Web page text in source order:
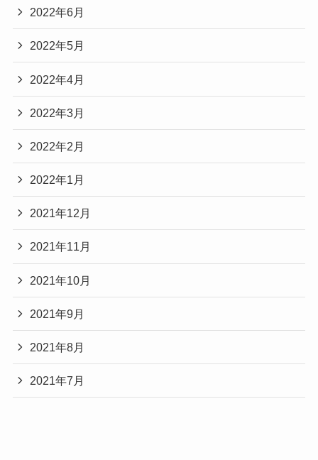
2022年6月
2022年5月
2022年4月
2022年3月
2022年2月
2022年1月
2021年12月
2021年11月
2021年10月
2021年9月
2021年8月
2021年7月